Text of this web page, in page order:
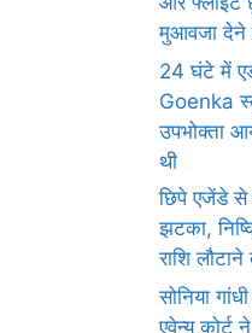
मुआवजा
24 घंटे में
Goenka
उपभोक्ता
थी
छिपे एजेंडे से
झटका,
राशि
सोनिया
एवेन्यू कोर्ट